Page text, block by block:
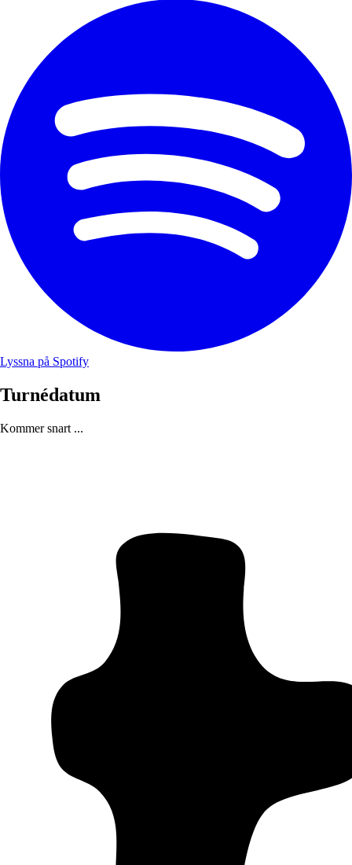
Lyssna på Spotify
Turnédatum
Kommer snart ...